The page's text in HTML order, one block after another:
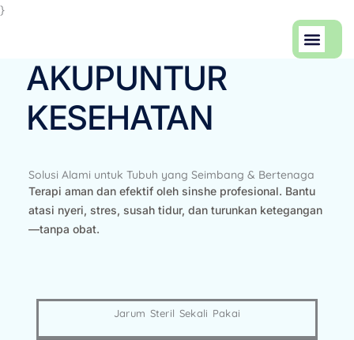
}Skip
AKUPUNTUR
KESEHATAN
Solusi Alami untuk Tubuh yang Seimbang & Bertenaga
Terapi aman dan efektif oleh sinshe profesional. Bantu
atasi nyeri, stres, susah tidur, dan turunkan ketegangan
—tanpa obat.
Jarum Steril Sekali Pakai